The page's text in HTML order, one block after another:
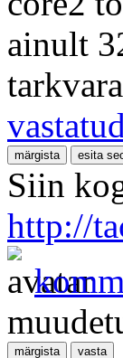
ainult
vastatud
Siin
http://